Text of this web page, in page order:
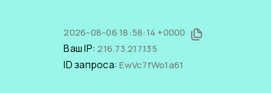
2026-08-06 18:58:14 +0000
Ваш IP:216.73.217.135
ID запроса:EwVc7fWo1a61